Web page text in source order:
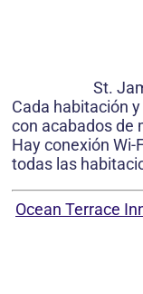
St.
Cada habitación
con acabados de
Hay conexión Wi-
todas las
Ocean Terrace